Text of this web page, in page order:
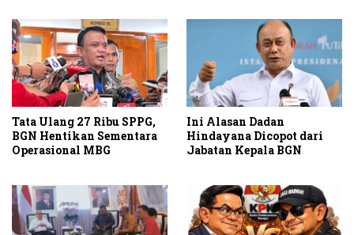
Tata Ulang 27 Ribu SPPG,
BGN Hentikan Sementara
Operasional MBG
Ini Alasan Dadan
Hindayana Dicopot dari
Jabatan Kepala BGN